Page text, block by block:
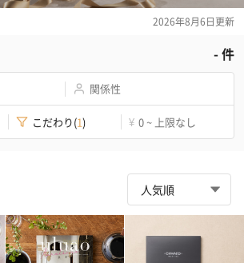
2026年8月6日更新
-件
関係性
こだわり(1) ¥ 0 ~ 上限なし